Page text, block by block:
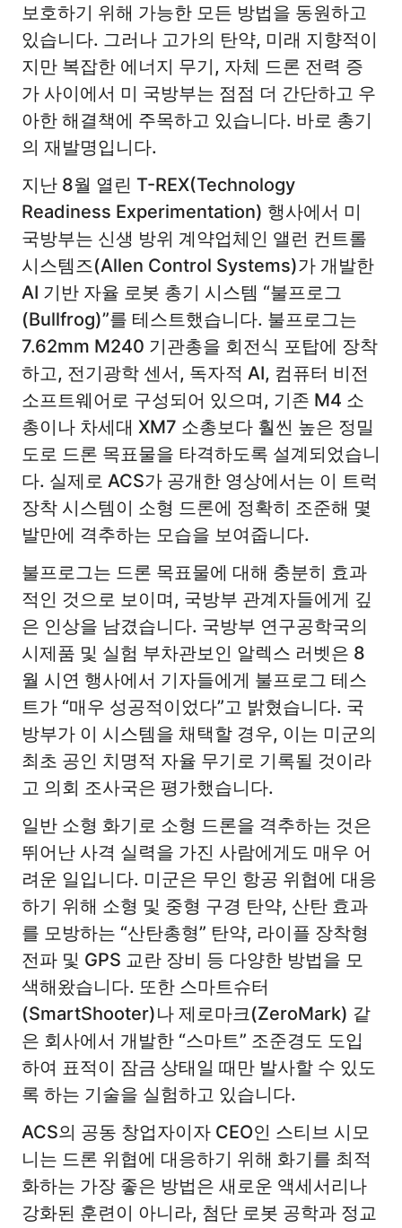
보호하기 위해 가능한 모든 방법을 동원하고
있습니다. 그러나 고가의 탄약, 미래 지향적이
지만 복잡한 에너지 무기, 자체 드론 전력 증
가 사이에서 미 국방부는 점점 더 간단하고 우
아한 해결책에 주목하고 있습니다. 바로 총기
의 재발명입니다.
지난 8월 열린 T-REX(Technology
Readiness Experimentation) 행사에서 미
국방부는 신생 방위 계약업체인 앨런 컨트롤
시스템즈(Allen Control Systems)가 개발한
AI 기반 자율 로봇 총기 시스템 “불프로그
(Bullfrog)”를 테스트했습니다. 불프로그는
7.62mm M240 기관총을 회전식 포탑에 장착
하고, 전기광학 센서, 독자적 AI, 컴퓨터 비전
소프트웨어로 구성되어 있으며, 기존 M4 소
총이나 차세대 XM7 소총보다 훨씬 높은 정밀
도로 드론 목표물을 타격하도록 설계되었습니
다. 실제로 ACS가 공개한 영상에서는 이 트럭
장착 시스템이 소형 드론에 정확히 조준해 몇
발만에 격추하는 모습을 보여줍니다.
불프로그는 드론 목표물에 대해 충분히 효과
적인 것으로 보이며, 국방부 관계자들에게 깊
은 인상을 남겼습니다. 국방부 연구공학국의
시제품 및 실험 부차관보인 알렉스 러벳은 8
월 시연 행사에서 기자들에게 불프로그 테스
트가 “매우 성공적이었다”고 밝혔습니다. 국
방부가 이 시스템을 채택할 경우, 이는 미군의
최초 공인 치명적 자율 무기로 기록될 것이라
고 의회 조사국은 평가했습니다.
일반 소형 화기로 소형 드론을 격추하는 것은
뛰어난 사격 실력을 가진 사람에게도 매우 어
려운 일입니다. 미군은 무인 항공 위협에 대응
하기 위해 소형 및 중형 구경 탄약, 산탄 효과
를 모방하는 “산탄총형” 탄약, 라이플 장착형
전파 및 GPS 교란 장비 등 다양한 방법을 모
색해왔습니다. 또한 스마트슈터
(SmartShooter)나 제로마크(ZeroMark) 같
은 회사에서 개발한 “스마트” 조준경도 도입
하여 표적이 잠금 상태일 때만 발사할 수 있도
록 하는 기술을 실험하고 있습니다.
ACS의 공동 창업자이자 CEO인 스티브 시모
니는 드론 위협에 대응하기 위해 화기를 최적
화하는 가장 좋은 방법은 새로운 액세서리나
강화된 훈련이 아니라, 첨단 로봇 공학과 정교